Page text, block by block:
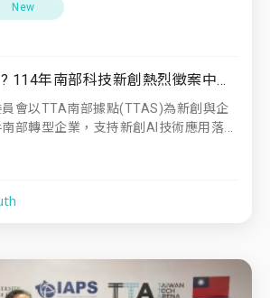
New
(通過名單公告) ? 114年南部科技新創熱烈徵案中！ 你有AI創新技術？我們有企業痛點等你來解！
會以TTA南部據點(TTAS)為新創與企
部轉型企業，支持新創AI技術應用落...